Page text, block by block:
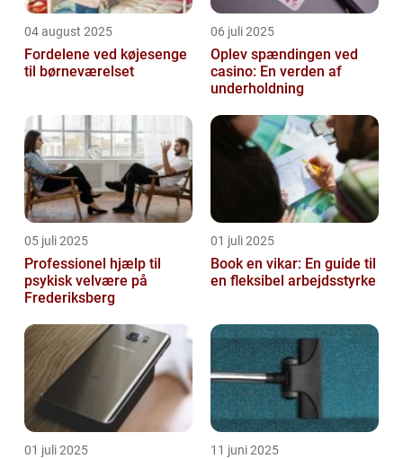
04 august 2025
Fordelene ved køjesenge
til børneværelset
06 juli 2025
Oplev spændingen ved
casino: En verden af
underholdning
05 juli 2025
Professionel hjælp til
psykisk velvære på
Frederiksberg
01 juli 2025
Book en vikar: En guide til
en fleksibel arbejdsstyrke
01 juli 2025 11 juni 2025